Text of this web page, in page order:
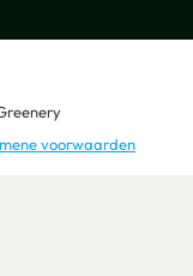
voorwaarden